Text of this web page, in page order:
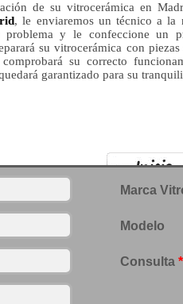
de su vitrocerámica en
, le enviaremos un técnico a la
problema y le confeccione un
su vitrocerámica con
su correcto
garantizado para su
Marca
Modelo
Consulta *